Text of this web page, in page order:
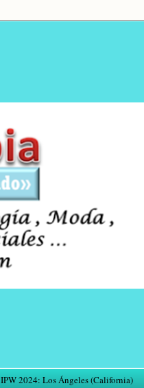
IPW 2024: Los Ángeles (California)